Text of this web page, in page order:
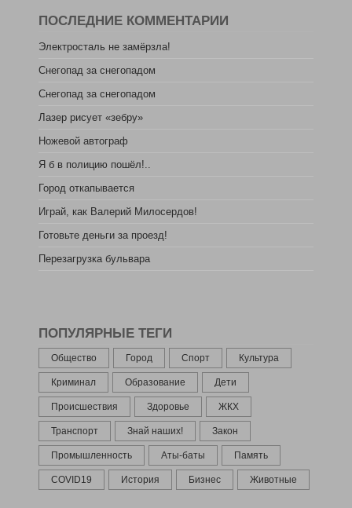
ПОСЛЕДНИЕ КОММЕНТАРИИ
Электросталь не замёрзла!
Снегопад за снегопадом
Снегопад за снегопадом
Лазер рисует «зебру»
Ножевой автограф
Я б в полицию пошёл!..
Город откапывается
Играй, как Валерий Милосердов!
Готовьте деньги за проезд!
Перезагрузка бульвара
ПОПУЛЯРНЫЕ ТЕГИ
Общество Город Спорт Культура
Криминал Образование Дети
Происшествия Здоровье ЖКХ
Транспорт Знай наших! Закон
Промышленность Аты-баты Память
COVID19 История Бизнес Животные